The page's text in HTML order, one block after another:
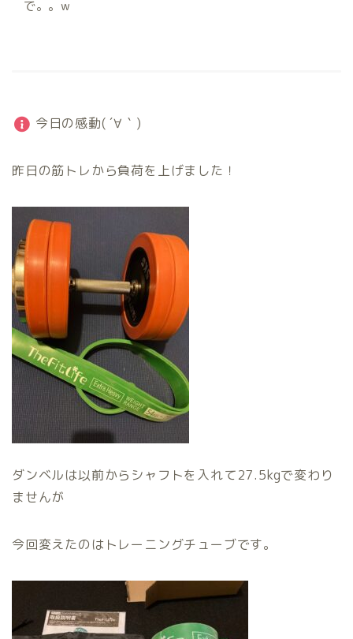
で。。w
今日の感動( ´∀｀)
昨日の筋トレから負荷を上げました！
ダンベルは以前からシャフトを入れて27.5kgで変わり
ませんが
今回変えたのはトレーニングチューブです。